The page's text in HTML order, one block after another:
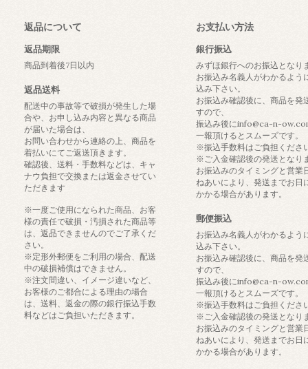
返品について
返品期限
商品到着後7日以内
返品送料
配送中の事故等で破損が発生した場
合や、お申し込み内容と異なる商品
が届いた場合は、
お問い合わせから連絡の上、商品を
着払いにてご返送頂きます。
確認後、送料・手数料などは、キャ
ナウ負担で交換または返金させてい
ただきます
※一度ご使用になられた商品、お客
様の責任で破損・汚損された商品等
は、返品できませんのでご了承くだ
さい。
※定形外郵便をご利用の場合、配送
中の破損補償はできません。
※注文間違い、イメージ違いなど、
お客様のご都合による理由の場合
は、送料、返金の際の銀行振込手数
料などはご負担いただきます。
お支払い方法
銀行振込
みずほ銀行へのお振込となり
お振込み名義人がわかるよう
込み下さい。
お振込み確認後に、商品を発
すので、
振込み後にinfo@ca-n-
一報頂けるとスムーズです。
※振込手数料はご負担くださ
※ご入金確認後の発送となり
お振込みのタイミングと営業
ねあいにより、発送までお日
かかる場合があります。
郵便振込
お振込み名義人がわかるよう
込み下さい。
お振込み確認後に、商品を発
すので、
振込み後にinfo@ca-n-
一報頂けるとスムーズです。
※振込手数料はご負担くださ
※ご入金確認後の発送となり
お振込みのタイミングと営業
ねあいにより、発送までお日
かかる場合があります。